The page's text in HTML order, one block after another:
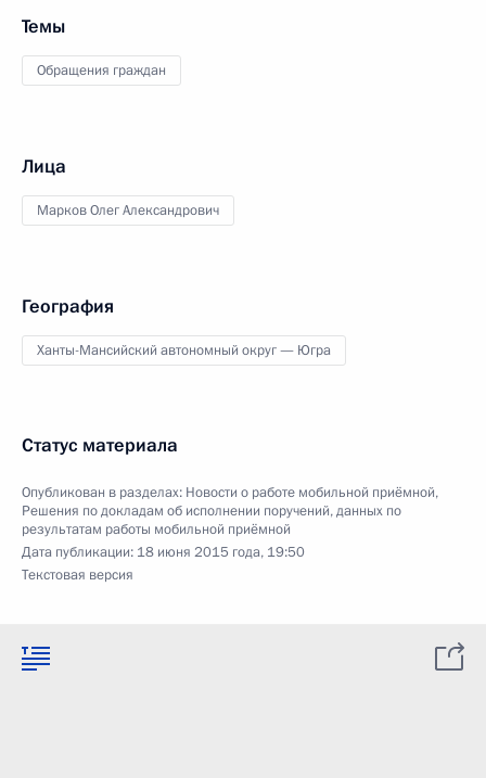
Темы
Обращения граждан
Лица
Марков Олег Александрович
География
Ханты-Мансийский автономный округ — Югра
Статус материала
Опубликован в разделах: Новости о работе мобильной приёмной,
Решения по докладам об исполнении поручений, данных по
результатам работы мобильной приёмной
Дата публикации: 18 июня 2015 года, 19:50
Текстовая версия